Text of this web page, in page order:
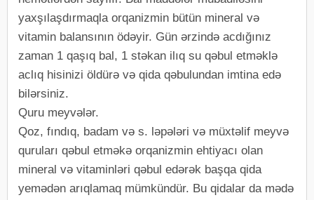
yaxşılaşdırmaqla orqanizmin bütün mineral və
vitamin balansının ödəyir. Gün ərzində acdığınız
zaman 1 qaşıq bal, 1 stəkan ilıq su qəbul etməklə
aclıq hisinizi öldürə və qida qəbulundan imtina edə
bilərsiniz.
Quru meyvələr.
Qoz, fındıq, badam və s. ləpələri və müxtəlif meyvə
quruları qəbul etməkə orqanizmin ehtiyacı olan
mineral və vitaminləri qəbul edərək başqa qida
yemədən arıqlamaq mümkündür. Bu qidalar da mədə